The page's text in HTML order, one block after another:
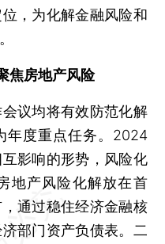
，为化解金融风险和
焦房地产风险
议均将有效防范化解
年度重点任务。2024
影响的形势，风险化
地产风险化解放在首
通过稳住经济金融核
部门资产负债表。二